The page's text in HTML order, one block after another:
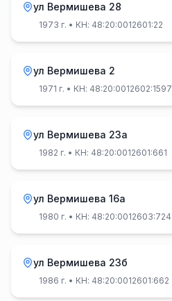
ул Вермишева 28
1973 г. • КН: 48:20:0012601:22
ул Вермишева 2
1971 г. • КН: 48:20:0012602:1597
ул Вермишева 23а
1982 г. • КН: 48:20:0012601:661
ул Вермишева 16а
1980 г. • КН: 48:20:0012603:724
ул Вермишева 23б
1986 г. • КН: 48:20:0012601:662